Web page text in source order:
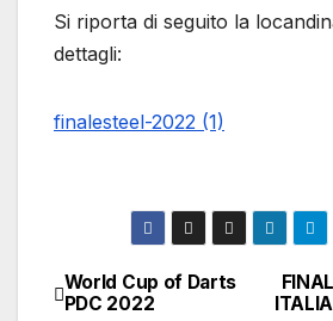
Si riporta di seguito la
dettagli:
finalesteel-2022 (1)
Navigazione
World Cup of Darts
PDC 2022